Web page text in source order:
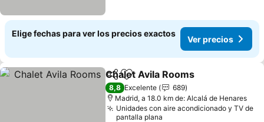
Elige fechas para ver los precios exactos
Ver precios
CompartirAgregar a favoritos
Chalet Avila Rooms
8,8 Excelente
689
Madrid, a 18.0 km de: Alcalá de Henares
Unidades con aire acondicionado y TV de
pantalla plana